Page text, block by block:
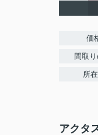
価
間取
所
アクタ